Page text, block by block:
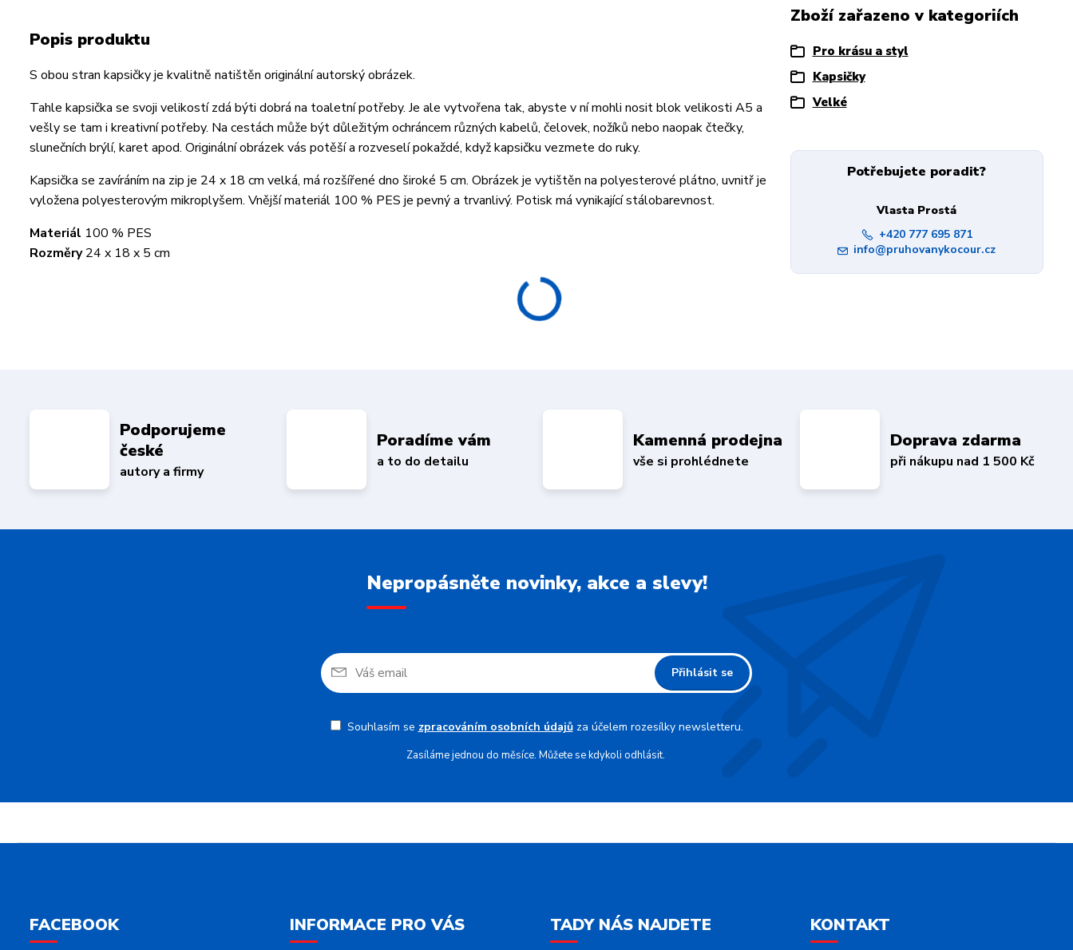
Popis produktu
S obou stran kapsičky je kvalitně natištěn originální autorský obrázek.
Tahle kapsička se svoji velikostí zdá býti dobrá na toaletní potřeby. Je ale vytvořena tak, abyste v ní mohli nosit blok velikosti A5 a
vešly se tam i kreativní potřeby. Na cestách může být důležitým ochráncem různých kabelů, čelovek, nožíků nebo naopak čtečky,
slunečních brýlí, karet apod. Originální obrázek vás potěší a rozveselí pokaždé, když kapsičku vezmete do ruky.
Kapsička se zavíráním na zip je 24 x 18 cm velká, má rozšířené dno široké 5 cm. Obrázek je vytištěn na polyesterové plátno, uvnitř je
vyložena polyesterovým mikroplyšem. Vnější materiál 100 % PES je pevný a trvanlivý. Potisk má vynikající stálobarevnost.
Materiál 100 % PES
Rozměry24 x 18 x 5 cm
Zboží zařazeno v kategoriích
Pro krásu a styl
Kapsičky
Velké
Potřebujete poradit?
Vlasta Prostá
+420 777 695 871
info@pruhovanykocour.cz
Podporujeme
české
autory a firmy
Poradíme vám
a to do detailu
Kamenná prodejna
vše si prohlédnete
Doprava zdarma
při nákupu nad 1 500 Kč
Nepropásněte novinky, akce a slevy!
Přihlásit se
Souhlasím se zpracováním osobních údajůza účelem rozesílky newsletteru.
Zasíláme jednou do měsíce. Můžete se kdykoli odhlásit.
FACEBOOK INFORMACE PRO VÁS TADY NÁS NAJDETE KONTAKT